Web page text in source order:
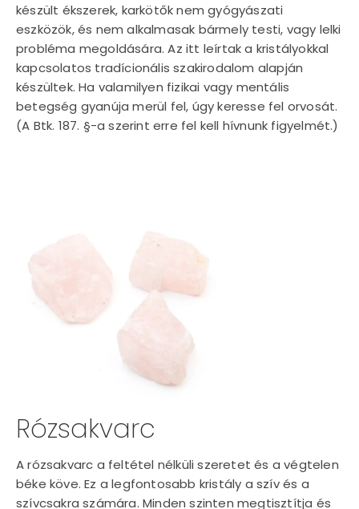
készült ékszerek, karkötők nem gyógyászati
eszközök, és nem alkalmasak bármely testi, vagy lelki
probléma megoldására. Az itt leírtak a kristályokkal
kapcsolatos tradícionális szakirodalom alapján
készültek. Ha valamilyen fizikai vagy mentális
betegség gyanúja merül fel, úgy keresse fel orvosát.
(A Btk. 187. §-a szerint erre fel kell hívnunk figyelmét.)
Rózsakvarc
A rózsakvarc a feltétel nélküli szeretet és a végtelen
béke köve. Ez a legfontosabb kristály a szív és a
szívcsakra számára. Minden szinten megtisztítja és